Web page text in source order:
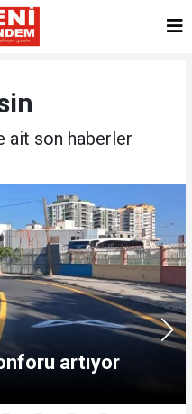
ait son haberler
artıyor